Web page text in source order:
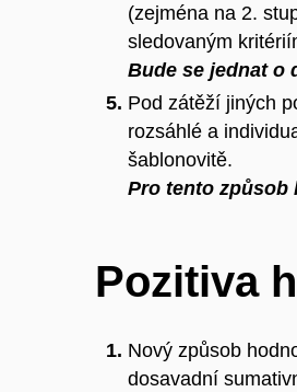
(zejména na 2.
sledovaným
Bude se jednat o
Pod zátěží jiných
rozsáhlé a
šablonovitě.
Pro tento způsob
Pozitiva
Nový způsob
dosavadní